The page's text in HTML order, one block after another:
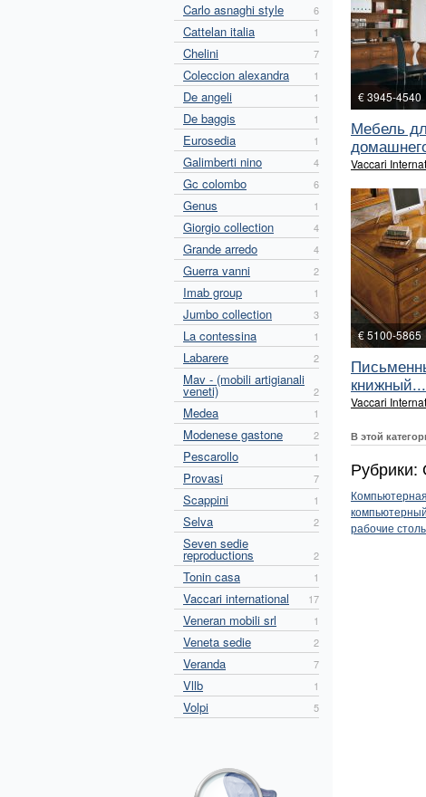
Carlo asnaghi style 6
Cattelan italia 1
Chelini 7
Coleccion alexandra 1
De angeli 1
De baggis 1
Eurosedia 1
Galimberti nino 4
Gc colombo 6
Genus 1
Giorgio collection 4
Grande arredo 4
Guerra vanni 2
Imab group 1
Jumbo collection 3
La contessina 1
Labarere 2
Mav - (mobili artigianali
veneti) 2
Medea 1
Modenese gastone 2
Pescarollo 1
Provasi 7
Scappini 1
Selva 2
Seven sedie
reproductions 2
Tonin casa 1
Vaccari international 17
Veneran mobili srl 1
Veneta sedie 2
Veranda 7
Vllb 1
Volpi 5
€ 3945-4540
Мебель
Vaccari
€ 5100-5865
книжный...
Vaccari
В этой
рабочие